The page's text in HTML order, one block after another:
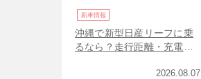
新車情報
沖縄で新型日産リーフに乗
るなら？走行距離・充電・
2026.08.07